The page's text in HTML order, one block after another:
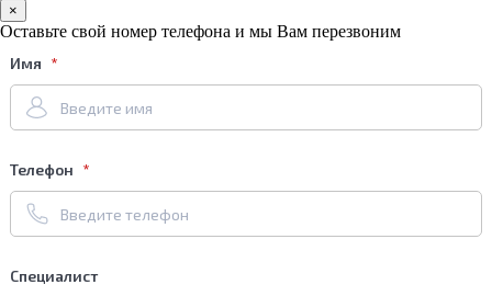
×
Оставьте свой номер телефона и мы Вам перезвоним
Имя
Телефон
Специалист